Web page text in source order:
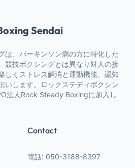
Sendai
は、パーキンソン病の方に特化した
競技ボクシングとは異なり対人の接
しくストレス解消と運動機能、認知
いします。ロックステディボクシン
法人Rock Steady Boxingに加入し
Contact
電話: 050-3188-8397